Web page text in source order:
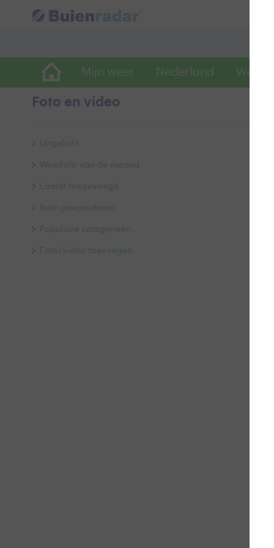
Mijn weer Nederland
Foto en video
Uitgelicht
Weerfoto van de maand
Laatst toegevoegd
Best gewaardeerd
Populaire categorieën
Foto/video toevoegen